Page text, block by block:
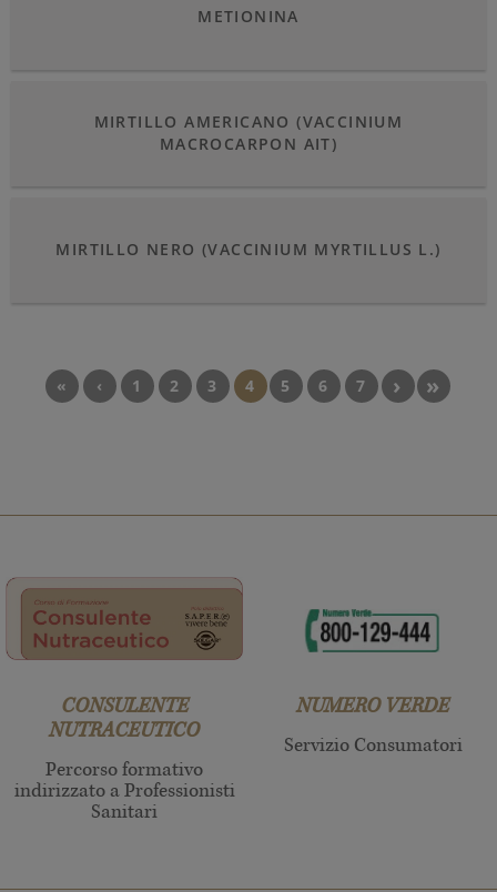
METIONINA
MIRTILLO AMERICANO (VACCINIUM
MACROCARPON AIT)
MIRTILLO NERO (VACCINIUM MYRTILLUS L.)
PRIMA
«
PAGINA
‹ PAGINA
1 PAGINA
2 PAGINA
3 PAGINA
4 PAGINA
5 PAGINA
6 PAGINA
7
PAGINA
› »
CONSULENTE
NUTRACEUTICO
Percorso formativo
indirizzato a Professionisti
Sanitari
NUMERO VERDE
Servizio Consumatori